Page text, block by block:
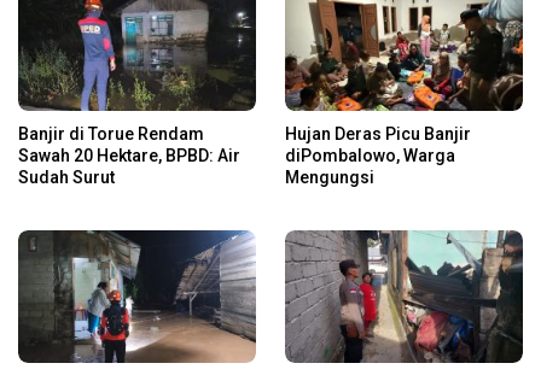
Banjir di Torue Rendam
Sawah 20 Hektare, BPBD: Air
Sudah Surut
Hujan Deras Picu Banjir
diPombalowo, Warga
Mengungsi